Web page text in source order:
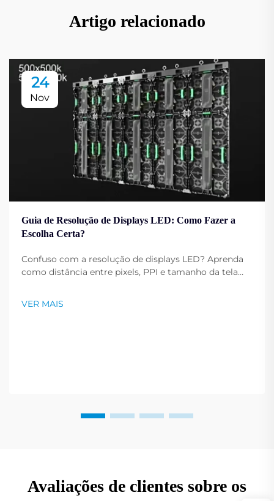
Artigo relacionado
24
Nov
Guia de Resolução de Displays LED: Como Fazer a
Escolha Certa?
Confuso com a resolução de displays LED? Aprenda
como distância entre pixels, PPI e tamanho da tela
VER MAIS
Avaliações de clientes sobre os